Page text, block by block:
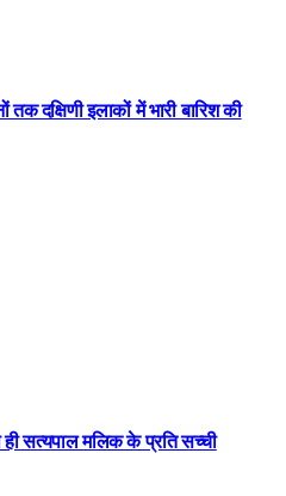
दक्षिणी इलाकों में भारी बारिश की
सत्यपाल मलिक के प्रति सच्ची